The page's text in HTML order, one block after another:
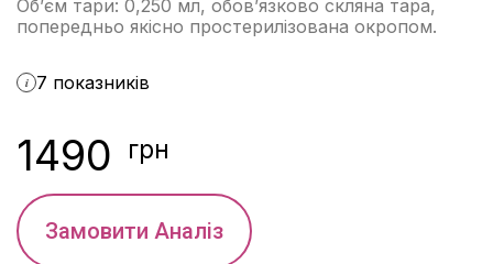
Об’єм тари: 0,250 мл, обов’язково скляна тара,
попередньо якісно простерилізована окропом.
7 показників
i
1490 грн
Замовити Аналіз